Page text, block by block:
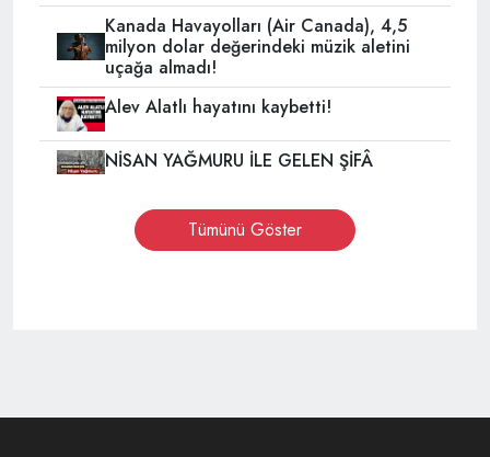
Kanada Havayolları (Air Canada), 4,5
milyon dolar değerindeki müzik aletini
uçağa almadı!
Alev Alatlı hayatını kaybetti!
NİSAN YAĞMURU İLE GELEN ŞİFÂ
Tümünü Göster